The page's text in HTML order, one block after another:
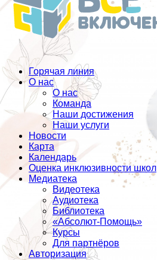
Горячая линия
О нас
О нас
Команда
Наши достижения
Наши услуги
Новости
Карта
Календарь
Оценка инклюзивности школ
Медиатека
Видеотека
Аудиотека
Библиотека
«Абсолют-Помощь»
Курсы
Для партнёров
Авторизация